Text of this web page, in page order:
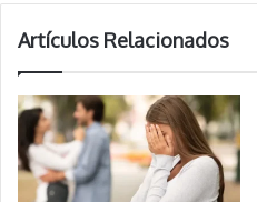
Artículos Relacionados